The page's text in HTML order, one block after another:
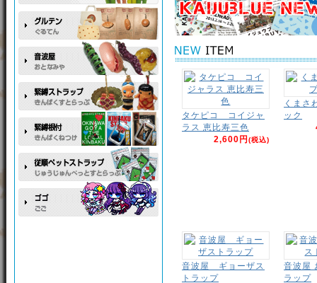
タケピコ コイジャ
ラス 恵比寿三色
2,600円(税込)
くまさ
ック
音波屋 ギョーザス
トラップ
音波屋
ラップ